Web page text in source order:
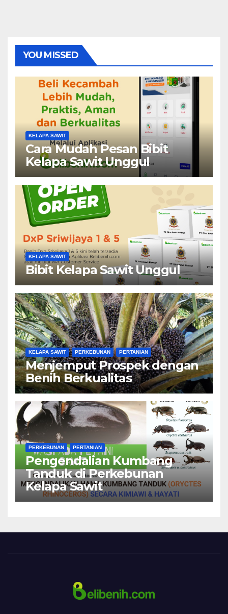
YOU MISSED
KELAPA SAWIT
Cara Mudah Pesan Bibit
Kelapa Sawit Unggul
KELAPA SAWIT
Bibit Kelapa Sawit Unggul
KELAPA SAWIT PERKEBUNAN PERTANIAN
Menjemput Prospek dengan
Benih Berkualitas
PERKEBUNAN PERTANIAN
Pengendalian Kumbang
Tanduk di Perkebunan
Kelapa Sawit